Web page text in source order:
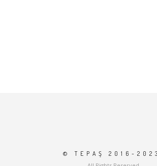
© TEPAŞ 2016-